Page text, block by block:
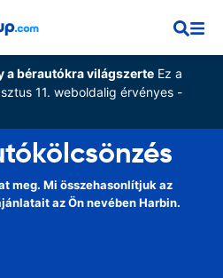
a bérautókra világszerteEz a
11. weboldalig érvényes -
meg. Mi összehasonlítjuk az
az Ön nevében Harbin.